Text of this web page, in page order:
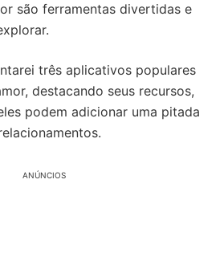
são ferramentas divertidas e
três aplicativos populares
destacando seus recursos,
podem adicionar uma pitada
ANÚNCIOS